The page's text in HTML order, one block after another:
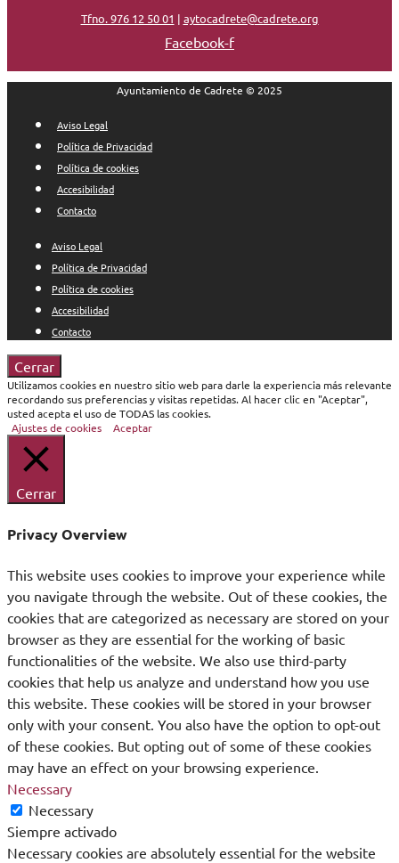
Tfno. 976 12 50 01 | aytocadrete@cadrete.org
Facebook-f
Ayuntamiento de Cadrete © 2025
Aviso Legal
Política de Privacidad
Política de cookies
Accesibilidad
Contacto
Aviso Legal
Política de Privacidad
Política de cookies
Accesibilidad
Contacto
Cerrar
Utilizamos cookies en nuestro sitio web para darle la experiencia más relevante
recordando sus preferencias y visitas repetidas. Al hacer clic en "Aceptar",
usted acepta el uso de TODAS las cookies.
Ajustes de cookies
Aceptar
Cerrar
Privacy Overview
This website uses cookies to improve your experience while
you navigate through the website. Out of these cookies, the
cookies that are categorized as necessary are stored on your
browser as they are essential for the working of basic
functionalities of the website. We also use third-party
cookies that help us analyze and understand how you use
this website. These cookies will be stored in your browser
only with your consent. You also have the option to opt-out
of these cookies. But opting out of some of these cookies
may have an effect on your browsing experience.
Necessary
Necessary
Siempre activado
Necessary cookies are absolutely essential for the website